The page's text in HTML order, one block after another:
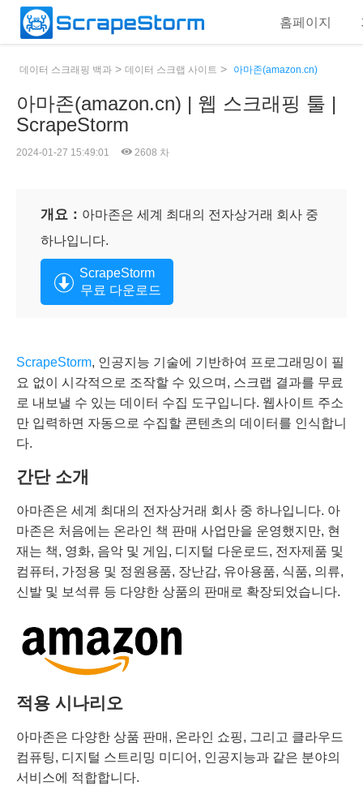
홈페이지
데이터 스크래핑 백과 > 데이터 스크랩 사이트 > 아마존(amazon.cn)
아마존(amazon.cn) | 웹 스크래핑 툴 |
ScrapeStorm
2024-01-27 15:49:01 2608 차
개요： 아마존은 세계 최대의 전자상거래 회사 중
하나입니다.
ScrapeStorm
무료 다운로드
ScrapeStorm, 인공지능 기술에 기반하여 프로그래밍이 필
요 없이 시각적으로 조작할 수 있으며, 스크랩 결과를 무료
로 내보낼 수 있는 데이터 수집 도구입니다. 웹사이트 주소
만 입력하면 자동으로 수집할 콘텐츠의 데이터를 인식합니
다.
간단 소개
아마존은 세계 최대의 전자상거래 회사 중 하나입니다. 아
마존은 처음에는 온라인 책 판매 사업만을 운영했지만, 현
재는 책, 영화, 음악 및 게임, 디지털 다운로드, 전자제품 및
컴퓨터, 가정용 및 정원용품, 장난감, 유아용품, 식품, 의류,
신발 및 보석류 등 다양한 상품의 판매로 확장되었습니다.
적용 시나리오
아마존은 다양한 상품 판매, 온라인 쇼핑, 그리고 클라우드
컴퓨팅, 디지털 스트리밍 미디어, 인공지능과 같은 분야의
서비스에 적합합니다.